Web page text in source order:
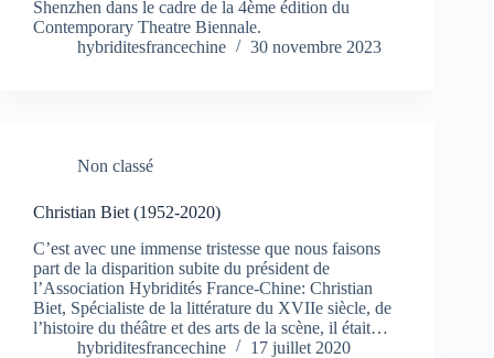
Shenzhen dans le cadre de la 4ème édition du
Contemporary Theatre Biennale.
hybriditesfrancechine
30 novembre 2023
Non classé
Christian Biet (1952-2020)
C’est avec une immense tristesse que nous faisons
part de la disparition subite du président de
l’Association Hybridités France-Chine: Christian
Biet, Spécialiste de la littérature du XVIIe siècle, de
l’histoire du théâtre et des arts de la scène, il était…
hybriditesfrancechine
17 juillet 2020